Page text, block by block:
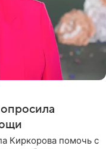
Киркорова помочь с